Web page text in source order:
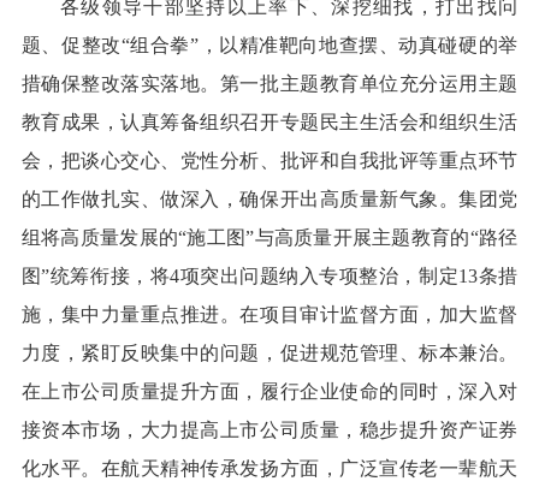
各级领导干部坚持以上率下、深挖细找，打出找问
题、促整改“组合拳”，以精准靶向地查摆、动真碰硬的举
措确保整改落实落地。第一批主题教育单位充分运用主题
教育成果，认真筹备组织召开专题民主生活会和组织生活
会，把谈心交心、党性分析、批评和自我批评等重点环节
的工作做扎实、做深入，确保开出高质量新气象。集团党
组将高质量发展的“施工图”与高质量开展主题教育的“路径
图”统筹衔接，将4项突出问题纳入专项整治，制定13条措
施，集中力量重点推进。在项目审计监督方面，加大监督
力度，紧盯反映集中的问题，促进规范管理、标本兼治。
在上市公司质量提升方面，履行企业使命的同时，深入对
接资本市场，大力提高上市公司质量，稳步提升资产证券
化水平。在航天精神传承发扬方面，广泛宣传老一辈航天